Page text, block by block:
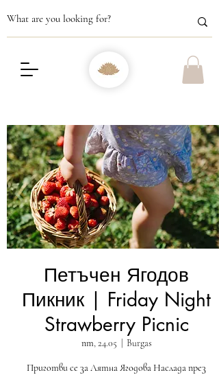
Петъчен Ягодов
Пикник | Friday Night
Strawberry Picnic
пт, 24.05 Burgas
Приготви се за Лятна Ягодова Наслада през